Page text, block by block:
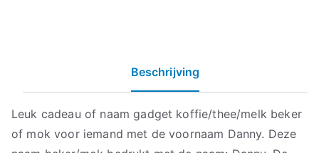
Beschrijving
Leuk cadeau of naam gadget koffie/thee/melk beker
of mok voor iemand met de voornaam Danny. Deze